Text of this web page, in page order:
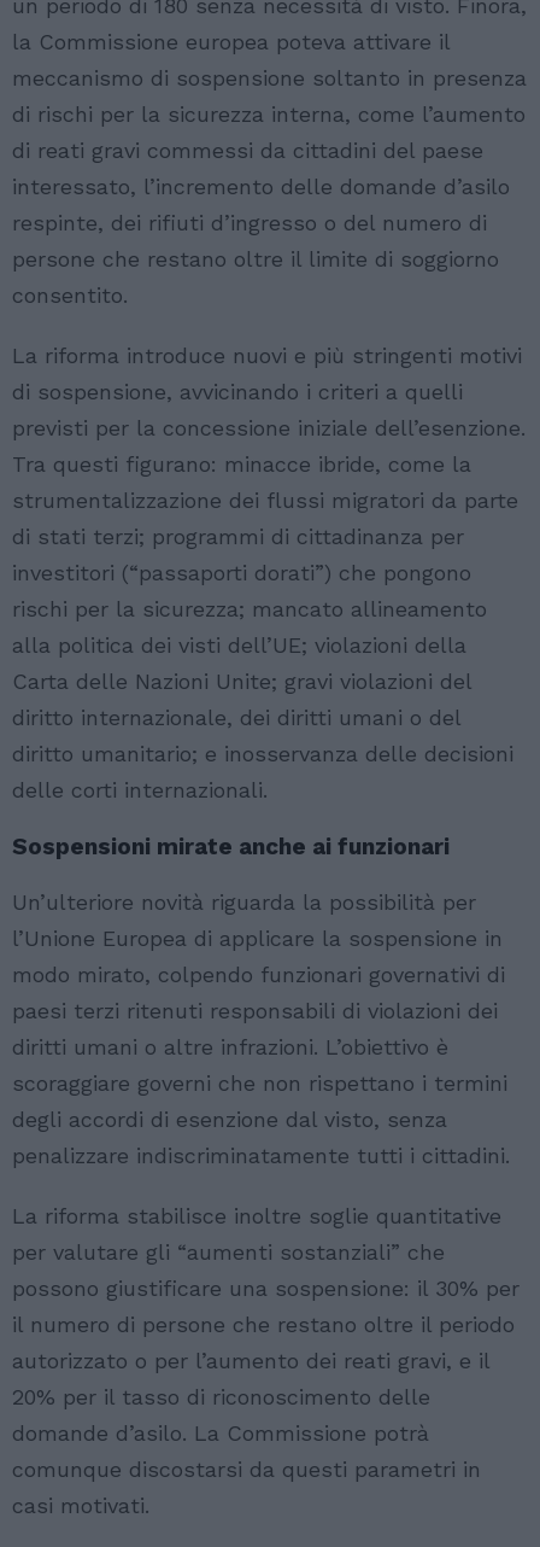
un periodo di 180 senza necessità di visto. Finora,
la Commissione europea poteva attivare il
meccanismo di sospensione soltanto in presenza
di rischi per la sicurezza interna, come l’aumento
di reati gravi commessi da cittadini del paese
interessato, l’incremento delle domande d’asilo
respinte, dei rifiuti d’ingresso o del numero di
persone che restano oltre il limite di soggiorno
consentito.
La riforma introduce nuovi e più stringenti motivi
di sospensione, avvicinando i criteri a quelli
previsti per la concessione iniziale dell’esenzione.
Tra questi figurano: minacce ibride, come la
strumentalizzazione dei flussi migratori da parte
di stati terzi; programmi di cittadinanza per
investitori (“passaporti dorati”) che pongono
rischi per la sicurezza; mancato allineamento
alla politica dei visti dell’UE; violazioni della
Carta delle Nazioni Unite; gravi violazioni del
diritto internazionale, dei diritti umani o del
diritto umanitario; e inosservanza delle decisioni
delle corti internazionali.
Sospensioni mirate anche ai funzionari
Un’ulteriore novità riguarda la possibilità per
l’Unione Europea di applicare la sospensione in
modo mirato, colpendo funzionari governativi di
paesi terzi ritenuti responsabili di violazioni dei
diritti umani o altre infrazioni. L’obiettivo è
scoraggiare governi che non rispettano i termini
degli accordi di esenzione dal visto, senza
penalizzare indiscriminatamente tutti i cittadini.
La riforma stabilisce inoltre soglie quantitative
per valutare gli “aumenti sostanziali” che
possono giustificare una sospensione: il 30% per
il numero di persone che restano oltre il periodo
autorizzato o per l’aumento dei reati gravi, e il
20% per il tasso di riconoscimento delle
domande d’asilo. La Commissione potrà
comunque discostarsi da questi parametri in
casi motivati.